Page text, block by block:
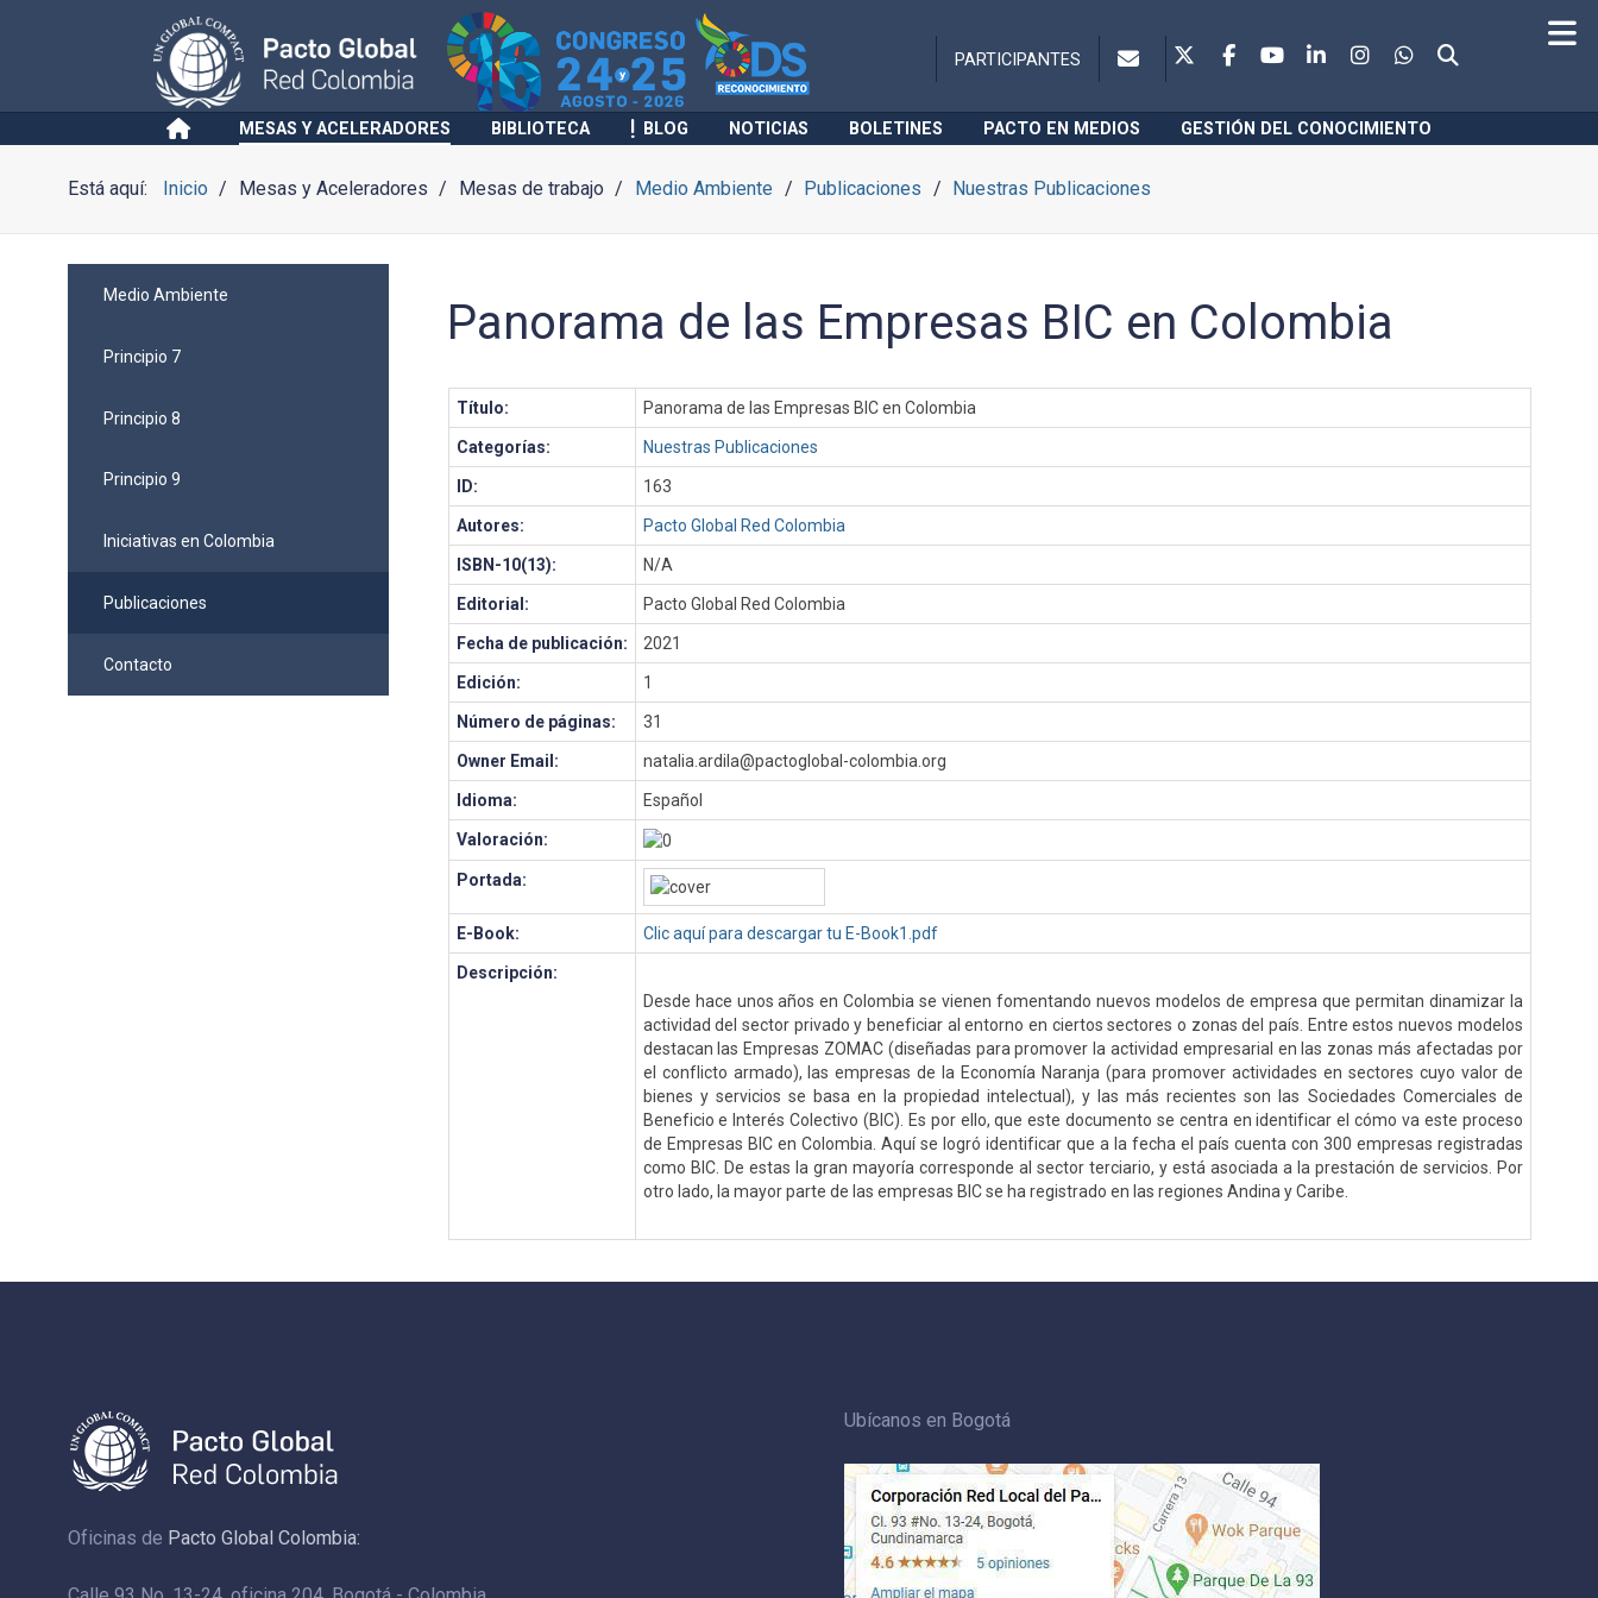
PARTICIPANTES
MESAS Y ACELERADORES BIBLIOTECA BLOG NOTICIAS BOLETINES PACTO EN MEDIOS GESTIÓN DEL CONOCIMIENTO
Está aquí: Inicio Mesas y Aceleradores Mesas de trabajo Medio Ambiente Publicaciones Nuestras Publicaciones
Medio Ambiente
Principio 7
Principio 8
Principio 9
Iniciativas en Colombia
Publicaciones
Contacto
Panorama de las Empresas BIC en Colombia
Título: Panorama de las Empresas BIC en Colombia
Categorías: Nuestras Publicaciones
ID: 163
Autores: Pacto Global Red Colombia
ISBN-10(13): N/A
Editorial: Pacto Global Red Colombia
Fecha de publicación: 2021
Edición: 1
Número de páginas: 31
Owner Email: natalia.ardila@pactoglobal-colombia.org
Idioma: Español
Valoración:
Portada:
E-Book: Clic aquí para descargar tu E-Book1.pdf
Descripción:
Desde hace unos años en Colombia se vienen fomentando nuevos modelos de empresa que permitan dinamizar la
actividad del sector privado y beneficiar al entorno en ciertos sectores o zonas del país. Entre estos nuevos modelos
destacan las Empresas ZOMAC (diseñadas para promover la actividad empresarial en las zonas más afectadas por
el conflicto armado), las empresas de la Economía Naranja (para promover actividades en sectores cuyo valor de
bienes y servicios se basa en la propiedad intelectual), y las más recientes son las Sociedades Comerciales de
Beneficio e Interés Colectivo (BIC). Es por ello, que este documento se centra en identificar el cómo va este proceso
de Empresas BIC en Colombia. Aquí se logró identificar que a la fecha el país cuenta con 300 empresas registradas
como BIC. De estas la gran mayoría corresponde al sector terciario, y está asociada a la prestación de servicios. Por
otro lado, la mayor parte de las empresas BIC se ha registrado en las regiones Andina y Caribe.
Oficinas de Pacto Global Colombia:
Ubícanos en Bogotá